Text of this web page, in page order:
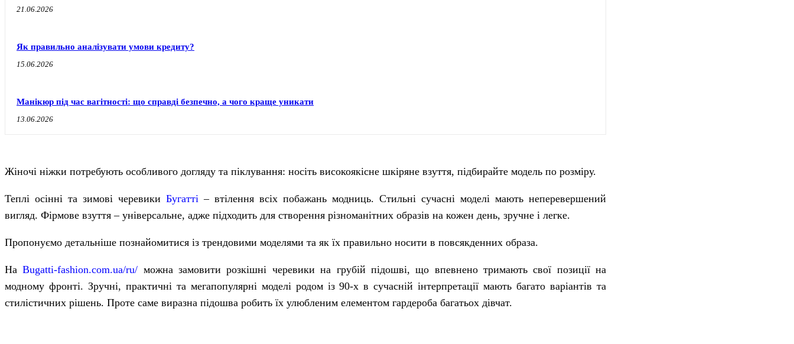
21.06.2026
Як правильно аналізувати умови кредиту?
15.06.2026
Манікюр під час вагітності: що справді безпечно, а чого краще уникати
13.06.2026
Жіночі ніжки потребують особливого догляду та піклування: носіть високоякісне шкіряне взуття, підбирайте модель по розміру.
Теплі осінні та зимові черевики Бугатті – втілення всіх побажань модниць. Стильні сучасні моделі мають неперевершений
вигляд. Фірмове взуття – універсальне, адже підходить для створення різноманітних образів на кожен день, зручне і легке.
Пропонуємо детальніше познайомитися із трендовими моделями та як їх правильно носити в повсякденних образа.
НаBugatti-fashion.com.ua/ru/ можна замовити розкішні черевики на грубій підошві, що впевнено тримають свої позиції на
модному фронті. Зручні, практичні та мегапопулярні моделі родом із 90-х в сучасній інтерпретації мають багато варіантів та
стилістичних рішень. Проте саме виразна підошва робить їх улюбленим елементом гардероба багатьох дівчат.